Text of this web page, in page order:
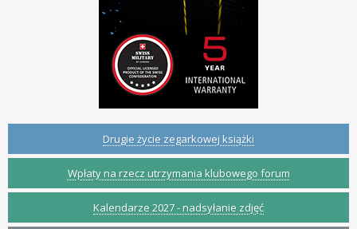
Drugie życie zegarkowej książki
Wpłaty na rzecz utrzymania klubowego forum
Kalendarze 2027 - nadsyłanie zdjęć